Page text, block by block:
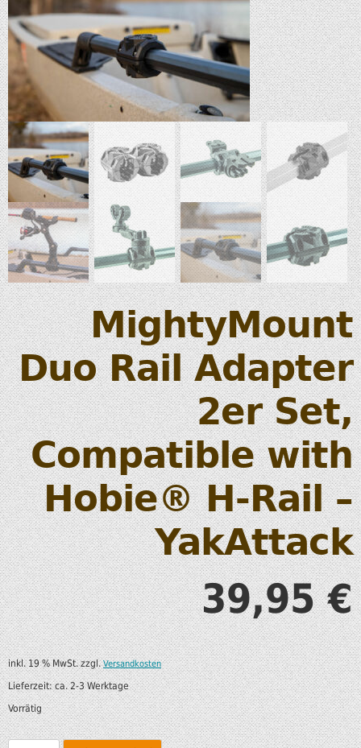
MightyMount
Duo Rail Adapter
2er Set,
Compatible with
Hobie® H-Rail –
YakAttack
39,95€
inkl. 19 % MwSt. zzgl.Versandkosten
Lieferzeit:ca. 2-3 Werktage
Vorrätig